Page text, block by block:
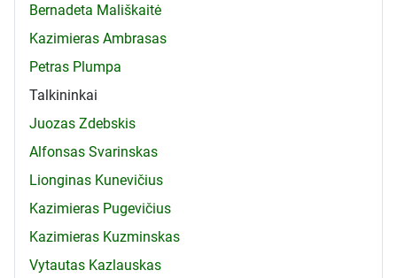
Bernadeta Mališkaitė
Kazimieras Ambrasas
Petras Plumpa
Talkininkai
Juozas Zdebskis
Alfonsas Svarinskas
Lionginas Kunevičius
Kazimieras Pugevičius
Kazimieras Kuzminskas
Vytautas Kazlauskas